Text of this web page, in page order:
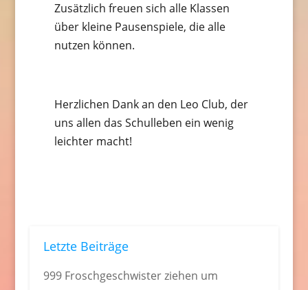
Zusätzlich freuen sich alle Klassen
über kleine Pausenspiele, die alle
nutzen können.
Herzlichen Dank an den Leo Club, der
uns allen das Schulleben ein wenig
leichter macht!
Letzte Beiträge
999 Froschgeschwister ziehen um